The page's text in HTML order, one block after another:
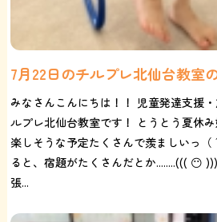
7月22日のチルプレ北仙台教室
みなさんこんにちは！！ 児童発達支援
ルプレ北仙台教室です！ とうとう夏休
楽しそうな予定たくさんで羨ましいっ
ると、宿題がたくさんだとか........((( 😶
張...